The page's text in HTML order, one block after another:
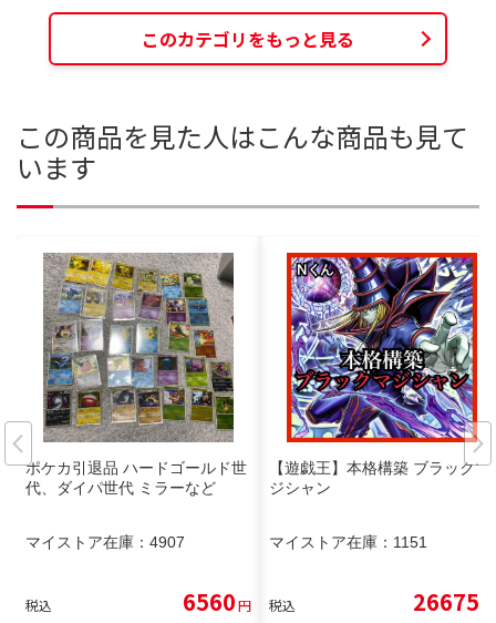
このカテゴリをもっと見る
この商品を見た人はこんな商品も見て
います
ポケカ引退品 ハードゴールド世
代、ダイパ世代 ミラーなど
マイストア在庫： 4907
税込 6560円
【遊戯王】本格構築 ブラックマ
ジシャン
マイストア在庫： 1151
税込 26675